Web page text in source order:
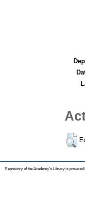
Repository of the Academy's Library is powered